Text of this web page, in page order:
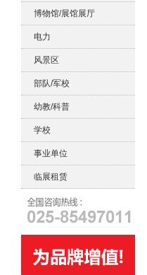
博物馆/展馆展厅
电力
风景区
部队/军校
幼教/科普
学校
事业单位
临展租赁